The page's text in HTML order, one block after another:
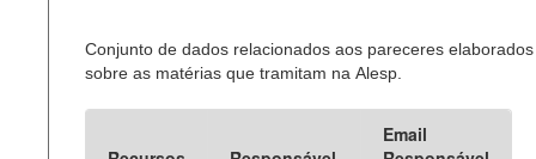
Conjunto de dados relacionados aos pareceres elaborados
sobre as matérias que tramitam na Alesp.
Email